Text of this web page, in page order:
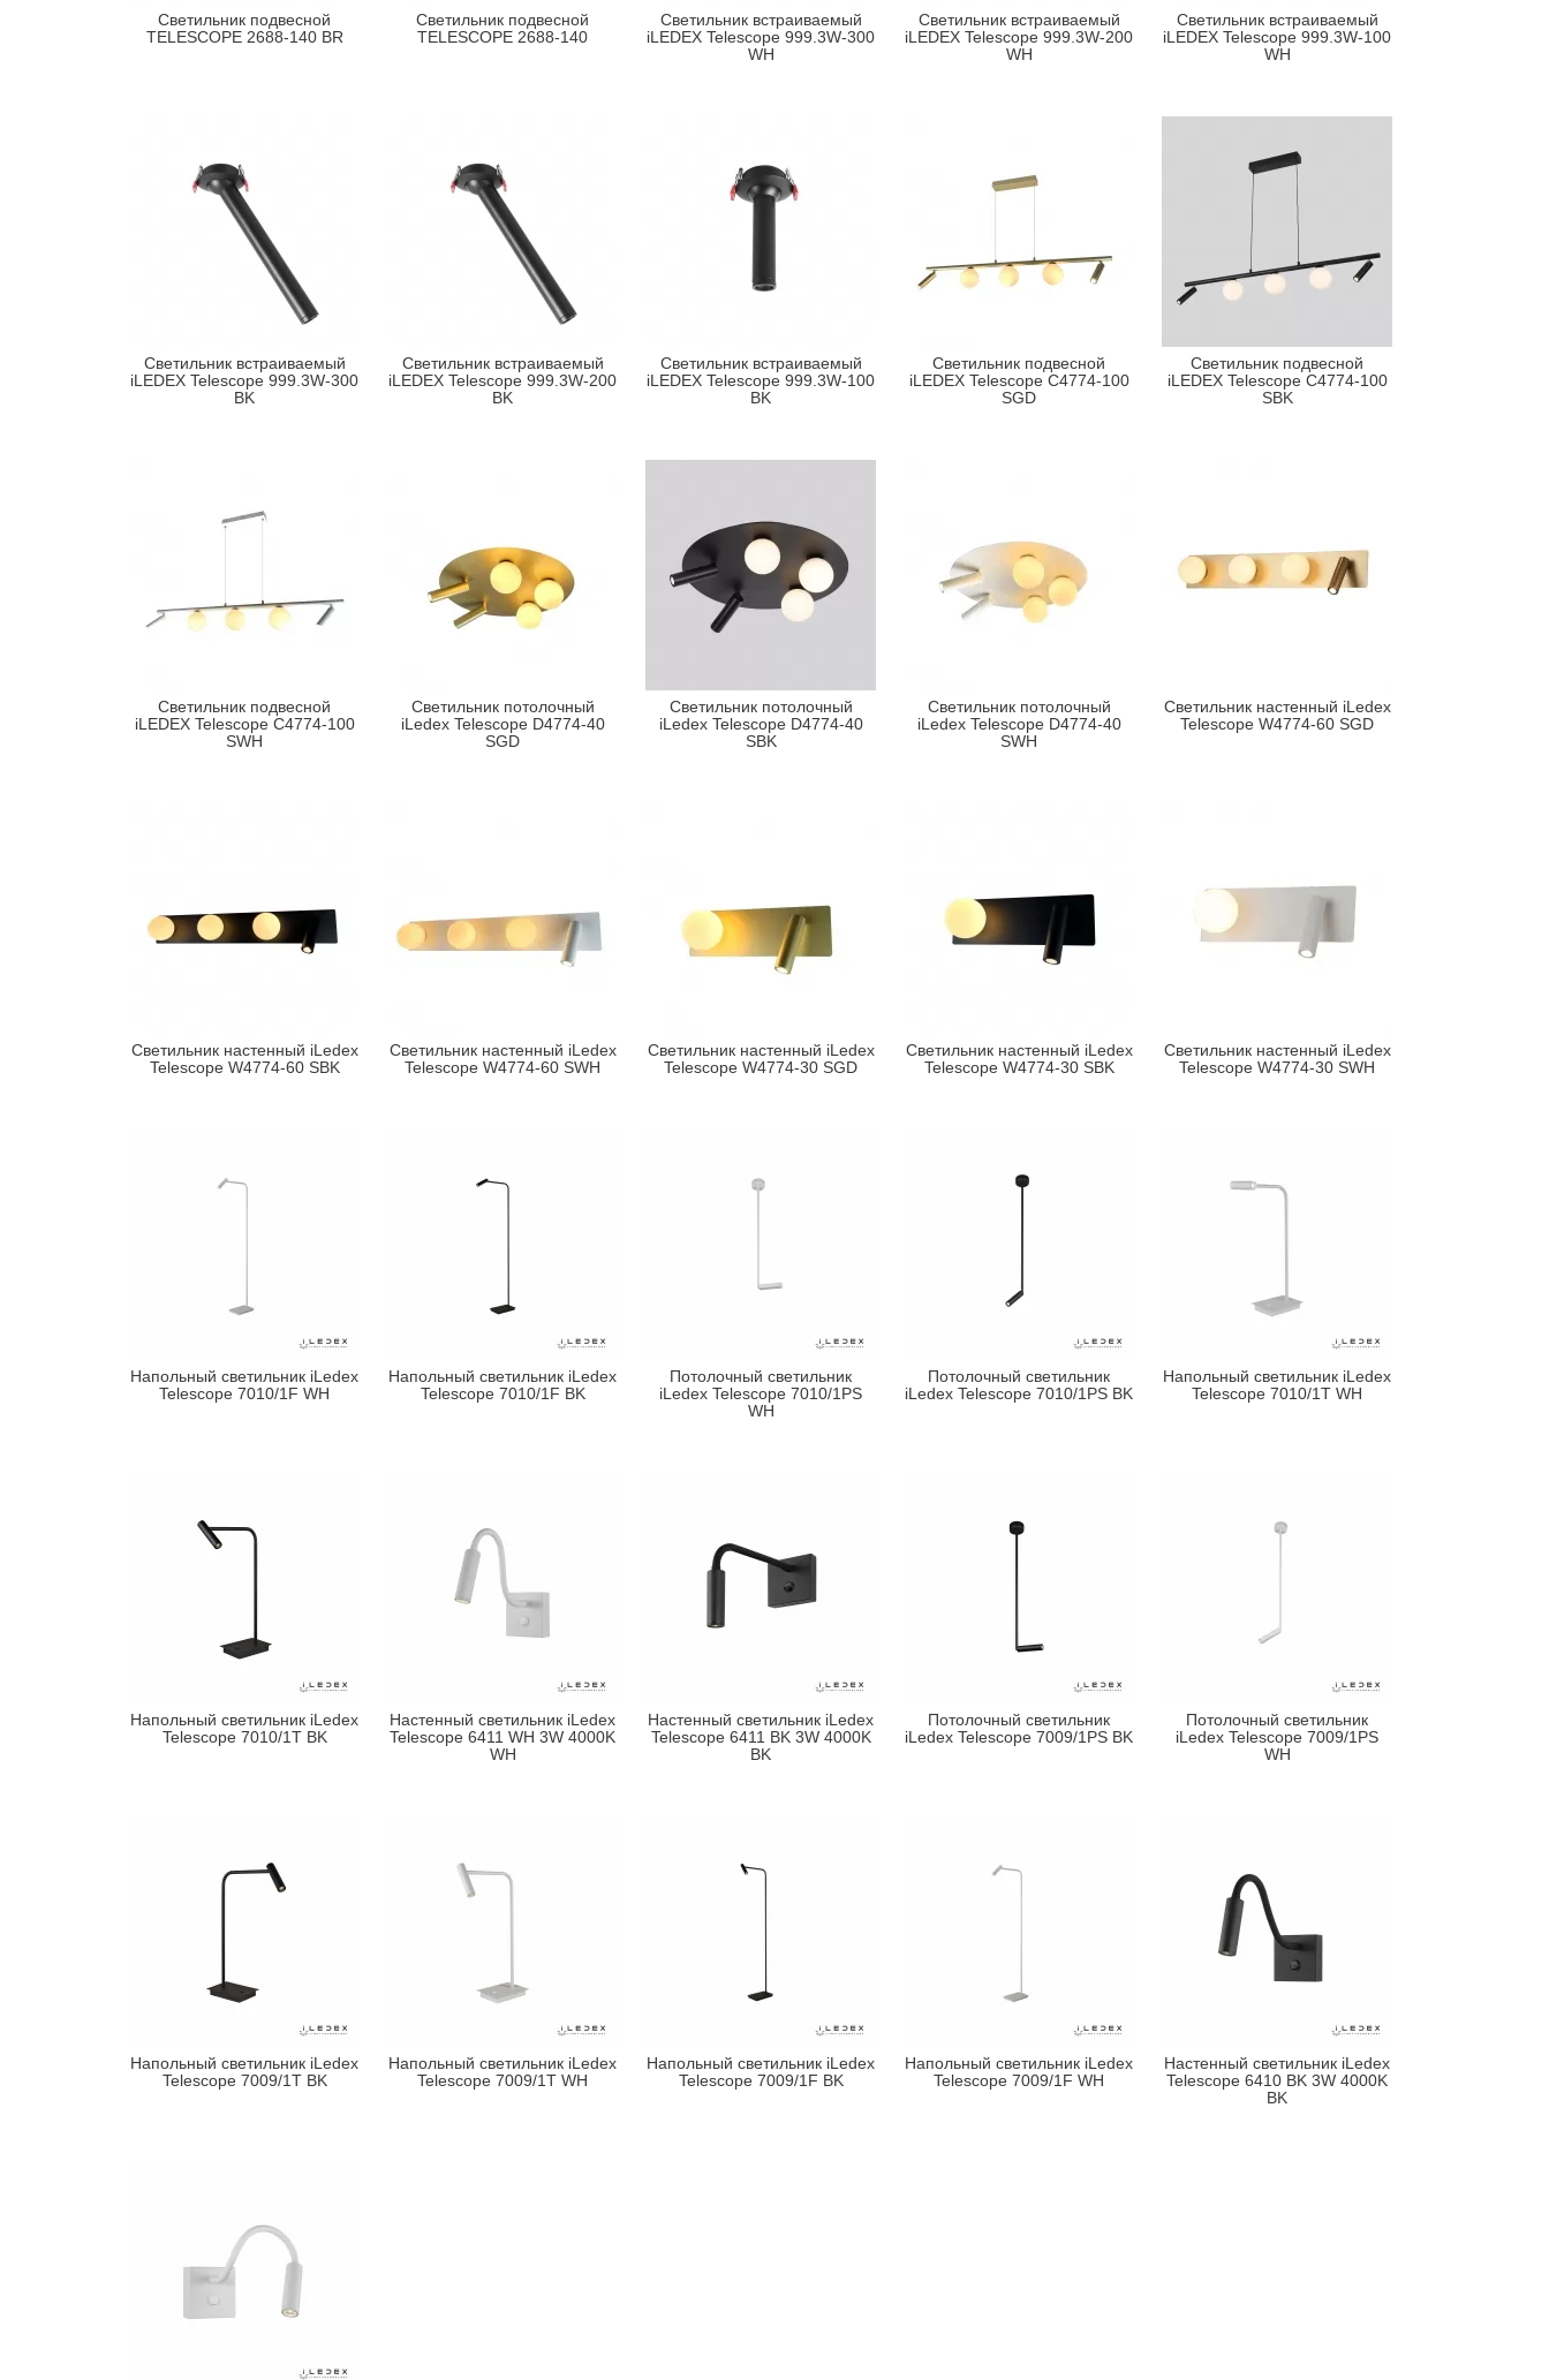
Светильник подвесной
TELESCOPE 2688-140 BR
Светильник подвесной
TELESCOPE 2688-140
Светильник встраиваемый
iLEDEX Telescope 999.3W-300
WH
Светильник встраиваемый
iLEDEX Telescope 999.3W-200
WH
Светильник встраиваемый
iLEDEX Telescope 999.3W-100
WH
Светильник встраиваемый
iLEDEX Telescope 999.3W-300
BK
Светильник встраиваемый
iLEDEX Telescope 999.3W-200
BK
Светильник встраиваемый
iLEDEX Telescope 999.3W-100
BK
Светильник подвесной
iLEDEX Telescope C4774-100
SGD
Светильник подвесной
iLEDEX Telescope C4774-100
SBK
Светильник подвесной
iLEDEX Telescope C4774-100
SWH
Светильник потолочный
iLedex Telescope D4774-40
SGD
Светильник потолочный
iLedex Telescope D4774-40
SBK
Светильник потолочный
iLedex Telescope D4774-40
SWH
Светильник настенный iLedex
Telescope W4774-60 SGD
Светильник настенный iLedex
Telescope W4774-60 SBK
Светильник настенный iLedex
Telescope W4774-60 SWH
Светильник настенный iLedex
Telescope W4774-30 SGD
Светильник настенный iLedex
Telescope W4774-30 SBK
Светильник настенный iLedex
Telescope W4774-30 SWH
Напольный светильник iLedex
Telescope 7010/1F WH
Напольный светильник iLedex
Telescope 7010/1F BK
Потолочный светильник
iLedex Telescope 7010/1PS
WH
Потолочный светильник
iLedex Telescope 7010/1PS BK
Напольный светильник iLedex
Telescope 7010/1T WH
Напольный светильник iLedex
Telescope 7010/1T BK
Настенный светильник iLedex
Telescope 6411 WH 3W 4000K
WH
Настенный светильник iLedex
Telescope 6411 BK 3W 4000K
BK
Потолочный светильник
iLedex Telescope 7009/1PS BK
Потолочный светильник
iLedex Telescope 7009/1PS
WH
Напольный светильник iLedex
Telescope 7009/1T BK
Напольный светильник iLedex
Telescope 7009/1T WH
Напольный светильник iLedex
Telescope 7009/1F BK
Напольный светильник iLedex
Telescope 7009/1F WH
Настенный светильник iLedex
Telescope 6410 BK 3W 4000K
BK